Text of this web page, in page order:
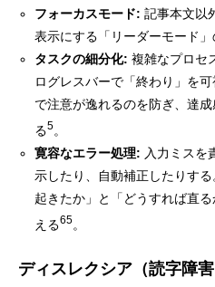
フォーカスモード: 記事本文以
表示にする「リーダーモード」
タスクの細分化: 複雑なプロセ
ログレスバーで「終わり」を
で注意が逸れるのを防ぎ、達
る5。
寛容なエラー処理: 入力ミスを
示したり、自動補正したりす
起きたか」と「どうすれば直
える65。
ディスレクシア（読字障